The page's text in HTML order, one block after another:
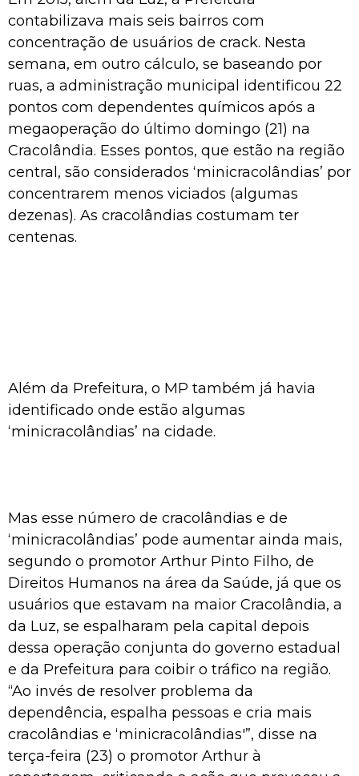
contabilizava mais seis bairros com
concentração de usuários de crack. Nesta
semana, em outro cálculo, se baseando por
ruas, a administração municipal identificou 22
pontos com dependentes químicos após a
megaoperação do último domingo (21) na
Cracolândia. Esses pontos, que estão na região
central, são considerados ‘minicracolândias’ por
concentrarem menos viciados (algumas
dezenas). As cracolândias costumam ter
centenas.
Além da Prefeitura, o MP também já havia
identificado onde estão algumas
‘minicracolândias’ na cidade.
Mas esse número de cracolândias e de
‘minicracolândias’ pode aumentar ainda mais,
segundo o promotor Arthur Pinto Filho, de
Direitos Humanos na área da Saúde, já que os
usuários que estavam na maior Cracolândia, a
da Luz, se espalharam pela capital depois
dessa operação conjunta do governo estadual
e da Prefeitura para coibir o tráfico na região.
“Ao invés de resolver problema da
dependência, espalha pessoas e cria mais
cracolândias e ‘minicracolândias'”, disse na
terça-feira (23) o promotor Arthur à